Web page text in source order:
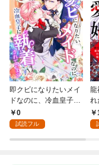
即クビになりたいメイ
ドなのに、冷血皇子に
執着されています第1
話
0
試読フル
龍
れ
入